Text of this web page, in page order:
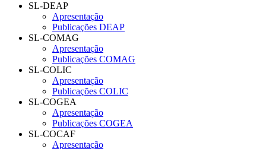
SL-DEAP
Apresentação
Publicações DEAP
SL-COMAG
Apresentação
Publicações COMAG
SL-COLIC
Apresentação
Publicações COLIC
SL-COGEA
Apresentação
Publicações COGEA
SL-COCAF
Apresentação